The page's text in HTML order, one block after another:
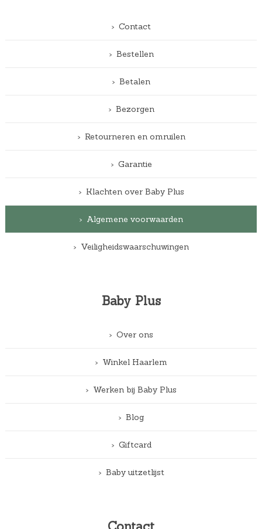
Contact
Bestellen
Betalen
Bezorgen
Retourneren en omruilen
Garantie
Klachten over Baby Plus
Algemene voorwaarden
Veiligheidswaarschuwingen
Baby Plus
Over ons
Winkel Haarlem
Werken bij Baby Plus
Blog
Giftcard
Baby uitzetlijst